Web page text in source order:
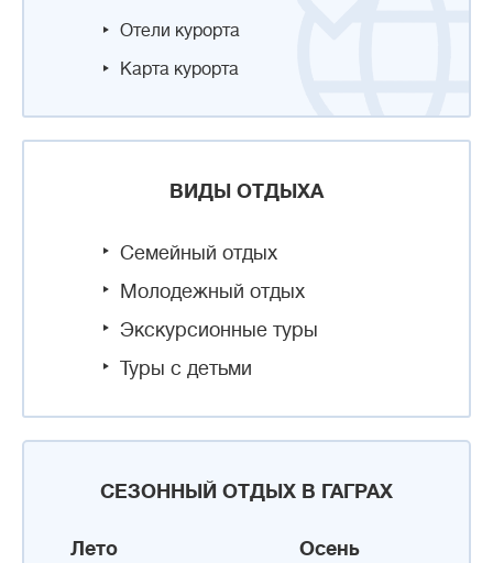
Отели курорта
Карта курорта
ВИДЫ ОТДЫХА
Семейный отдых
Молодежный отдых
Экскурсионные туры
Туры с детьми
СЕЗОННЫЙ ОТДЫХ В ГАГРАХ
Лето Осень